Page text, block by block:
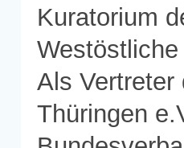
Kuratorium
Als Vertreter
Thüringen